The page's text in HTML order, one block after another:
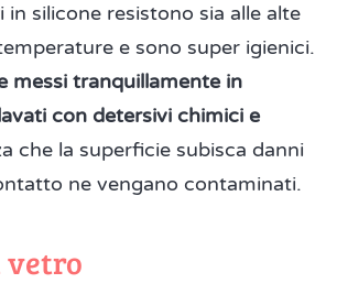
in silicone resistono sia alle alte
e sono super igienici.
messi tranquillamente in
con detersivi chimici e
che la superficie subisca danni
ne vengano contaminati.
vetro